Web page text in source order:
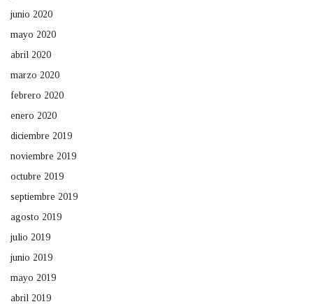
junio 2020
mayo 2020
abril 2020
marzo 2020
febrero 2020
enero 2020
diciembre 2019
noviembre 2019
octubre 2019
septiembre 2019
agosto 2019
julio 2019
junio 2019
mayo 2019
abril 2019